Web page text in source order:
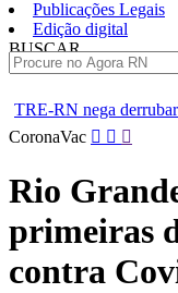
Publicações Legais
Edição digital
BUSCAR
perfil de Allyson e
Pular
conteúdo
CoronaVac
Rio
primeiras
contra